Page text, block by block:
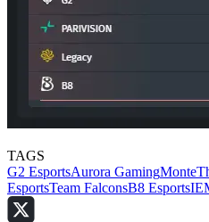
TAGS
G2 EsportsAurora GamingMonte
EsportsTeam FalconsB8 Esports